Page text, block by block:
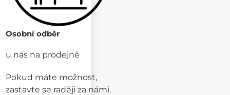
Osobní odběr
u nás na prodejně
Pokud máte možnost,
zastavte se raději za námi.